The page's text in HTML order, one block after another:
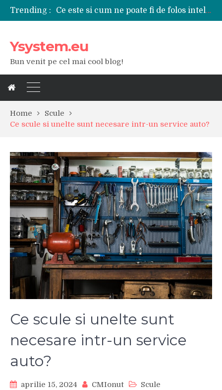
Trending :
Tipuri de polizoare de care este nevoie intr-un atelier
Utilizarea diferitelor jucarii sexuale in viata de cuplu
Modul in care a evoluat tehnologia in ultimul secol
Ysystem.eu
Bun venit pe cel mai cool blog!
Home
Scule
Ce scule si unelte sunt necesare intr-un service auto?
Ce scule si unelte sunt
necesare intr-un service
auto?
aprilie 15, 2024 CMIonut Scule